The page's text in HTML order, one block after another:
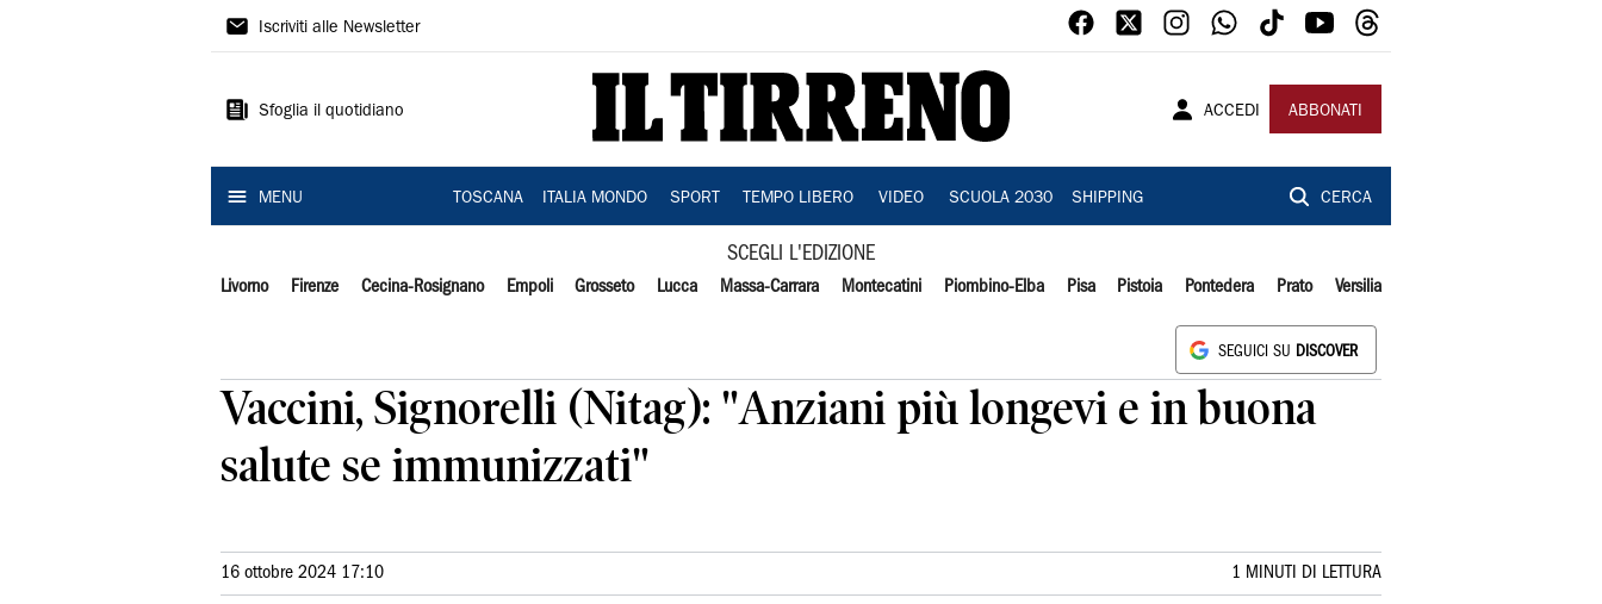
Il
Iscriviti alle Newsletter
Sfoglia il quotidiano ACCEDI ABBONATI
MENU TOSCANA ITALIA MONDO SPORT TEMPO LIBERO VIDEO SCUOLA 2030 SHIPPING CERCA
SCEGLI L'EDIZIONE
Livorno Firenze Cecina-Rosignano Empoli Grosseto Lucca Massa-Carrara Montecatini Piombino-Elba Pisa Pistoia Pontedera Prato Versilia
SEGUICI SU DISCOVER
Vaccini, Signorelli (Nitag): "Anziani più longevi e in buona
salute se immunizzati"
16 ottobre 2024 17:10 1 MINUTI DI LETTURA